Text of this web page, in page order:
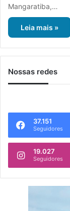
Mangaratiba,…
Leia mais »
Nossas redes
37.151
Seguidores
19.027
Seguidores